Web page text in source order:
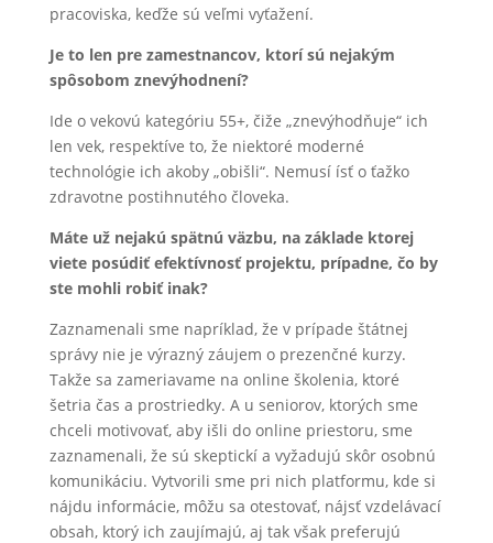
pracoviska, keďže sú veľmi vyťažení.
Je to len pre zamestnancov, ktorí sú nejakým
spôsobom znevýhodnení?
Ide o vekovú kategóriu 55+, čiže „znevýhodňuje“ ich
len vek, respektíve to, že niektoré moderné
technológie ich akoby „obišli“. Nemusí ísť o ťažko
zdravotne postihnutého človeka.
Máte už nejakú spätnú väzbu, na základe ktorej
viete posúdiť efektívnosť projektu, prípadne, čo by
ste mohli robiť inak?
Zaznamenali sme napríklad, že v prípade štátnej
správy nie je výrazný záujem o prezenčné kurzy.
Takže sa zameriavame na online školenia, ktoré
šetria čas a prostriedky. A u seniorov, ktorých sme
chceli motivovať, aby išli do online priestoru, sme
zaznamenali, že sú skeptickí a vyžadujú skôr osobnú
komunikáciu. Vytvorili sme pri nich platformu, kde si
nájdu informácie, môžu sa otestovať, nájsť vzdelávací
obsah, ktorý ich zaujímajú, aj tak však preferujú